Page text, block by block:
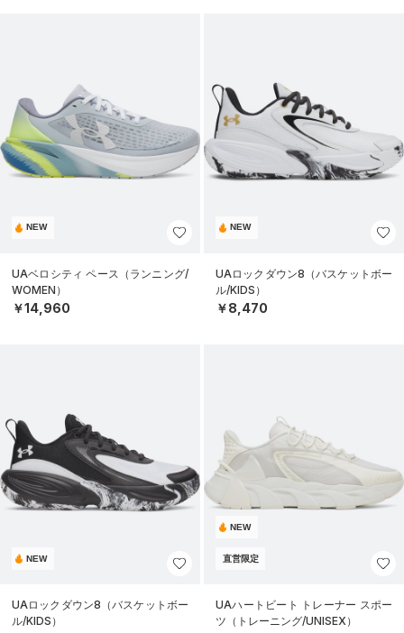
NEW
UAベロシティ ペース（ランニング/
WOMEN）
￥14,960
NEW
UAロックダウン8（バスケットボー
ル/KIDS）
￥8,470
NEW
UAロックダウン8（バスケットボー
ル/KIDS）
NEW
直営限定
UAハートビート トレーナー スポー
ツ（トレーニング/UNISEX）